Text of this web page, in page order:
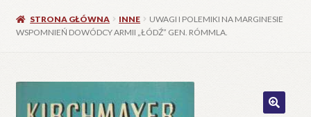
STRONA GŁÓWNA INNE
UWAGI I POLEMIKI NA MARGINESIE
WSPOMNIEŃ DOWÓDCY ARMII „ŁÓDŹ” GEN. RÓMMLA.